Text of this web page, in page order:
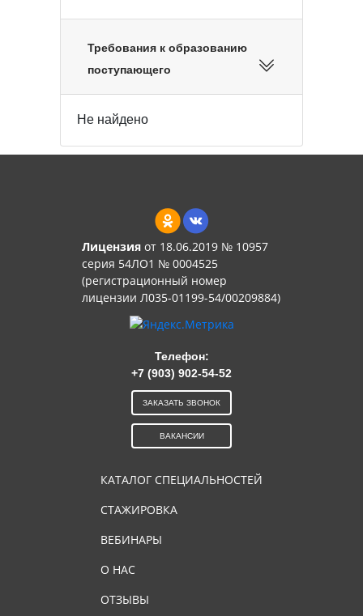
Требования к образованию
поступающего
Не найдено
Лицензияот 18.06.2019 № 10957
серия 54ЛО1 № 0004525
(регистрационный номер
лицензии Л035-01199-54/00209884)
КАТАЛОГ СПЕЦИАЛЬНОСТЕЙ
СТАЖИРОВКА
ВЕБИНАРЫ
О НАС
ОТЗЫВЫ
Телефон:
+7 (903) 902-54-52
ЗАКАЗАТЬ ЗВОНОК
ВАКАНСИИ